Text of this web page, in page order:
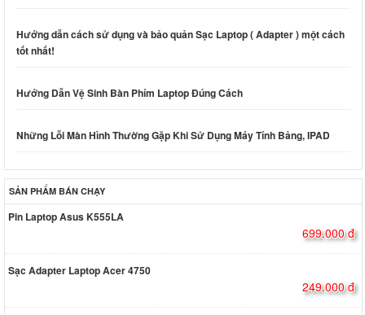
Hướng dẫn cách sử dụng và bảo quản Sạc Laptop ( Adapter ) một cách
tốt nhất!
Hướng Dẫn Vệ Sinh Bàn Phím Laptop Đúng Cách
Những Lỗi Màn Hình Thường Gặp Khi Sử Dụng Máy Tính Bảng, IPAD
SẢN PHẨM BÁN CHẠY
Pin Laptop Asus K555LA
699.000 đ
Sạc Adapter Laptop Acer 4750
249.000 đ